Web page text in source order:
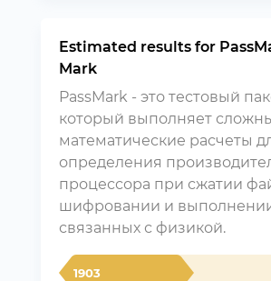
Estimated results for
Mark
PassMark - это тестовый
который выполняет
математические расчеты
определения
процессора при сжатии
шифровании и
связанных с физикой.
1903